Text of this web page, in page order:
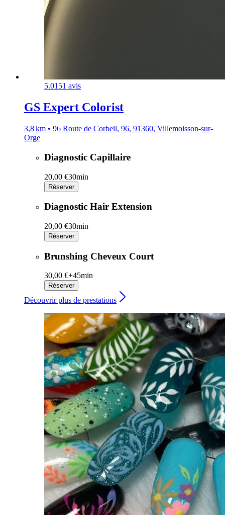
5.0151 avis
GS Expert Colorist
3,8 km • 96 Route de Corbeil, 96, 91360, Villemoisson-sur-
Orge
Diagnostic Capillaire
20,00 €30min
Réserver
Diagnostic Hair Extension
20,00 €30min
Réserver
Brunshing Cheveux Court
30,00 €+45min
Réserver
Découvrir plus de prestations